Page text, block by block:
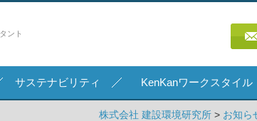
ント
サステナビリティ KenKanワークスタイル
株式会社 建設環境研究所 > お知ら